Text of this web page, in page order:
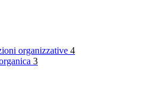
organizzative 4
3